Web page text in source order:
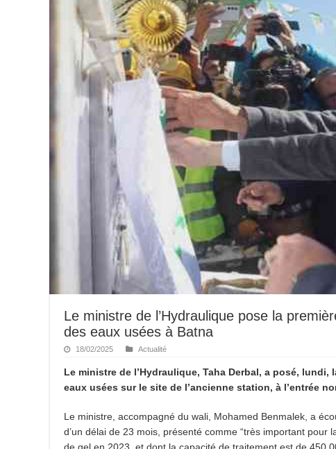
Le ministre de l’Hydraulique pose la
des eaux usées à Batna
18/02/2025 Actualité
Le ministre de l’Hydraulique, Taha Derbal, a posé,
eaux usées sur le site de l’ancienne station, à l’entrée
Le ministre, accompagné du wali, Mohamed Benmalek, a
d’un délai de 23 mois, présenté comme “très important pour